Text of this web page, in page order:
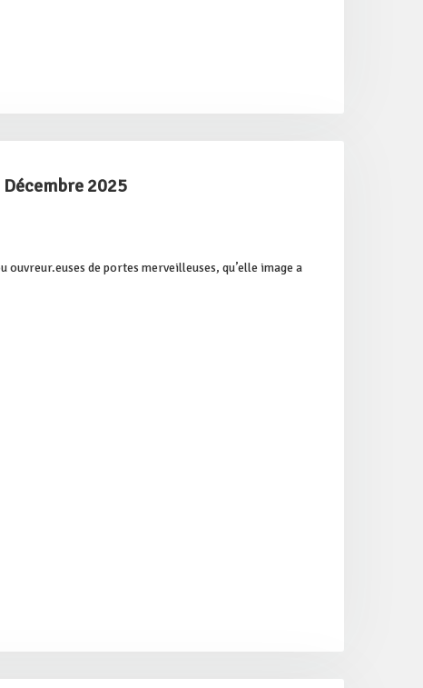
2025
de portes merveilleuses, qu’elle image a